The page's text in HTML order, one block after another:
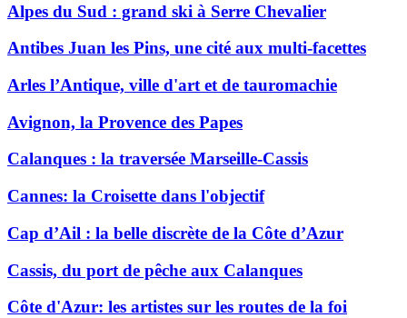
Alpes du Sud : grand ski à Serre Chevalier
Antibes Juan les Pins, une cité aux multi-facettes
Arles l’Antique, ville d'art et de tauromachie
Avignon, la Provence des Papes
Calanques : la traversée Marseille-Cassis
Cannes: la Croisette dans l'objectif
Cap d’Ail : la belle discrète de la Côte d’Azur
Cassis, du port de pêche aux Calanques
Côte d'Azur: les artistes sur les routes de la foi